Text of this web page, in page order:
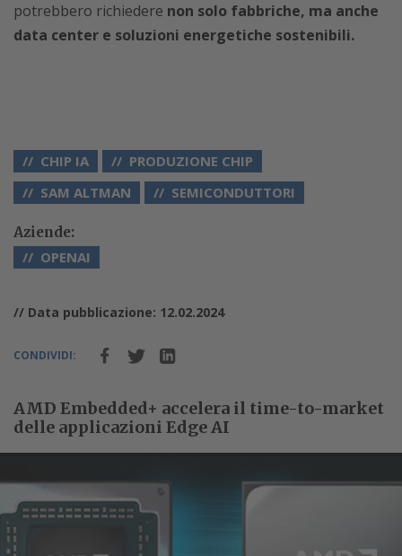
potrebbero richiedere non solo fabbriche, ma anche
data center e soluzioni energetiche sostenibili.
CHIP IA
PRODUZIONE CHIP
SAM ALTMAN
SEMICONDUTTORI
Aziende:
OPENAI
// Data pubblicazione: 12.02.2024
CONDIVIDI:
AMD Embedded+ accelera il time-to-market
delle applicazioni Edge AI